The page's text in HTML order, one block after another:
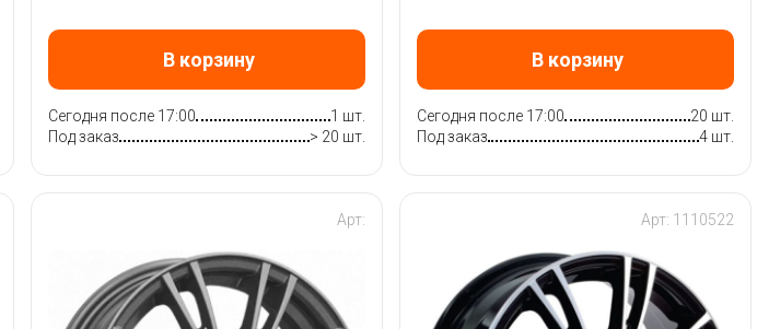
В корзину
Сегодня после 17:00
1 шт.
Под заказ
> 20 шт.
В корзину
Сегодня после 17:00
20 шт.
Под заказ
4 шт.
Арт: Арт: 1110522